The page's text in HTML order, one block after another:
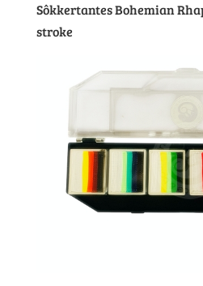
Sôkkertantes Bohemian
stroke